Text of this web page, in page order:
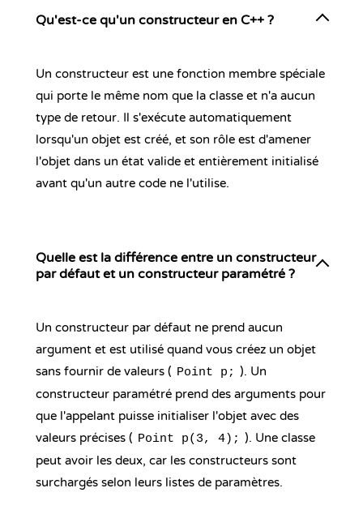
Qu'est-ce qu'un constructeur en C++ ?
Un constructeur est une fonction membre spéciale
qui porte le même nom que la classe et n'a aucun
type de retour. Il s'exécute automatiquement
lorsqu'un objet est créé, et son rôle est d'amener
l'objet dans un état valide et entièrement initialisé
avant qu'un autre code ne l'utilise.
Quelle est la différence entre un constructeur
par défaut et un constructeur paramétré ?
Un constructeur par défaut ne prend aucun
argument et est utilisé quand vous créez un objet
sans fournir de valeurs ( Point p; ). Un
constructeur paramétré prend des arguments pour
que l'appelant puisse initialiser l'objet avec des
valeurs précises ( Point p(3, 4); ). Une classe
peut avoir les deux, car les constructeurs sont
surchargés selon leurs listes de paramètres.